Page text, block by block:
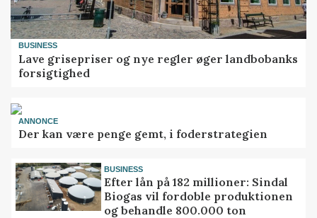
BUSINESS
Lave grisepriser og nye regler øger landbobanks
forsigtighed
ANNONCE
Der kan være penge gemt, i foderstrategien
BUSINESS
Efter lån på 182 millioner: Sindal
Biogas vil fordoble produktionen
og behandle 800.000 ton